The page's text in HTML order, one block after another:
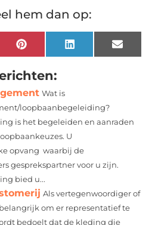
hem dan op:
Pinterest LinkedIn Email
Wat is
loopbaanbegeleiding?
is het begeleiden en aanraden
U
opvang waarbij de
gesprekspartner voor u zijn.
bied u...
Als vertegenwoordiger of
om er representatief te
bedoelt dat de kleding die